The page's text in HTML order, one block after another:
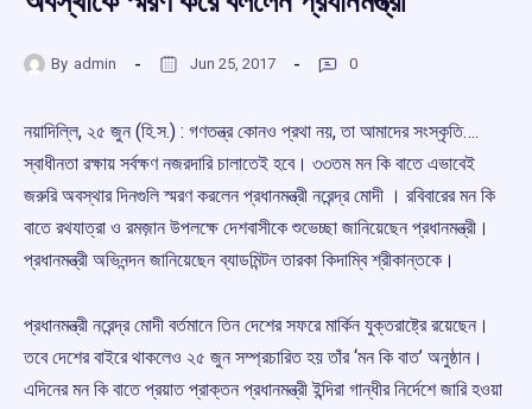
By admin Jun 25, 2017 0
নয়াদিল্লি, ২৫ জুন (হি.স.) : গণতন্ত্র কোনও প্রথা নয়, তা আমাদের সংস্কৃতি….
স্বাধীনতা রক্ষায় সর্বক্ষণ নজরদারি চালাতেই হবে। ৩৩তম মন কি বাতে এভাবেই
জরুরি অবস্থার দিনগুলি স্মরণ করলেন প্রধানমন্ত্রী নরেন্দ্র মোদী । রবিবারের মন কি
বাতে রথযাত্রা ও রমজ়ান উপলক্ষে দেশবাসীকে শুভেচ্ছা জানিয়েছেন প্রধানমন্ত্রী।
প্রধানমন্ত্রী অভিনন্দন জানিয়েছেন ব্যাডমিন্টন তারকা কিদাম্বি শ্রীকান্তকে।
প্রধানমন্ত্রী নরেন্দ্র মোদী বর্তমানে তিন দেশের সফরে মার্কিন যুক্তরাষ্ট্রে রয়েছেন।
তবে দেশের বাইরে থাকলেও ২৫ জুন সম্প্রচারিত হয় তাঁর ‘মন কি বাত’ অনুষ্ঠান।
এদিনের মন কি বাতে প্রয়াত প্রাক্তন প্রধানমন্ত্রী ইন্দিরা গান্ধীর নির্দেশে জারি হওয়া